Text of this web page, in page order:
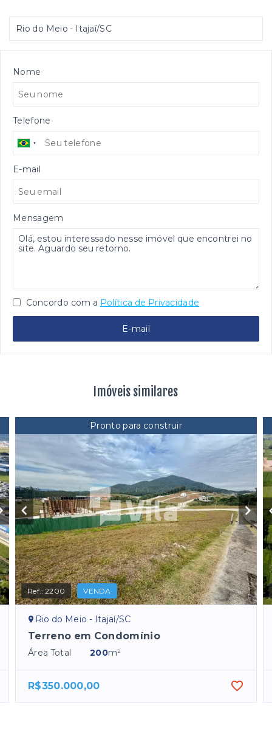
Rio do Meio - Itajaí/SC
Nome
Telefone
E-mail
Mensagem
Concordo com a Política de Privacidade
E-mail
Imóveis similares
Pronto para construir
Ref.:2200 VENDA
Rio do Meio - Itajaí/SC
Terreno em Condomínio
Área Total 200m²
R$350.000,00